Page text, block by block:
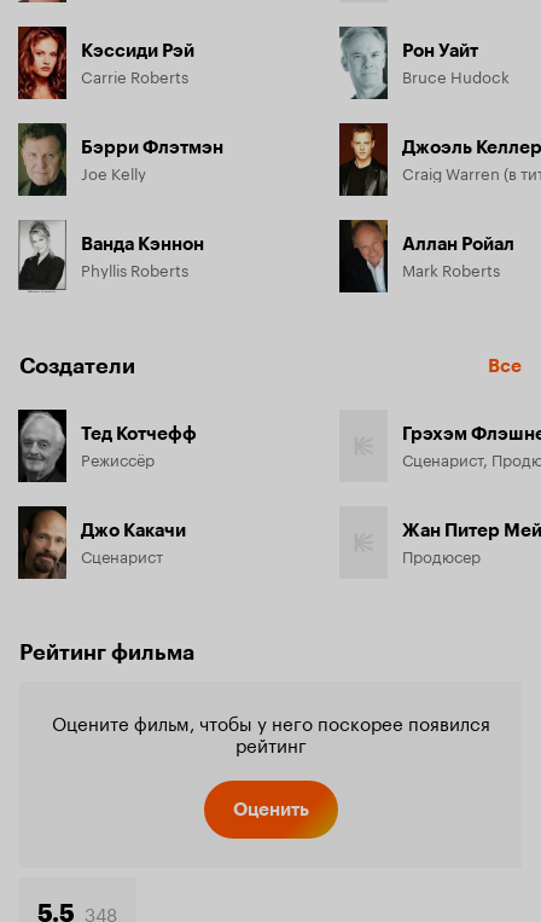
Кэссиди Рэй
Carrie Roberts
Бэрри Флэтмэн
Joe Kelly
Ванда Кэннон
Phyllis Roberts
Рон Уайт
Bruce Hudock
Джоэль Келлер
Аллан Ройал
Mark Roberts
Создатели Все
Тед Котчефф
Режиссёр
Джо Какачи
Сценарист
Грэхэм
Сценарист,
Жан Питер
Продюсер
Рейтинг фильма
Оцените фильм, чтобы у него поскорее появился
рейтинг
Оценить
5.5 348